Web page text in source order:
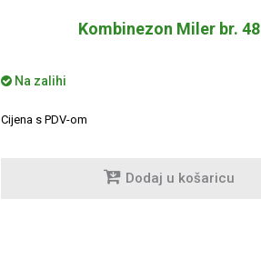
Kombinezon Miler br. 48
Na zalihi
Cijena s PDV-om
Dodaj u košaricu